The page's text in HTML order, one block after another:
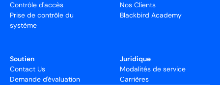
Contrôle d'accès
Prise de contrôle du
système
Nos Clients
Blackbird Academy
Soutien
Contact Us
Demande d'évaluation
Juridique
Modalités de service
Carrières